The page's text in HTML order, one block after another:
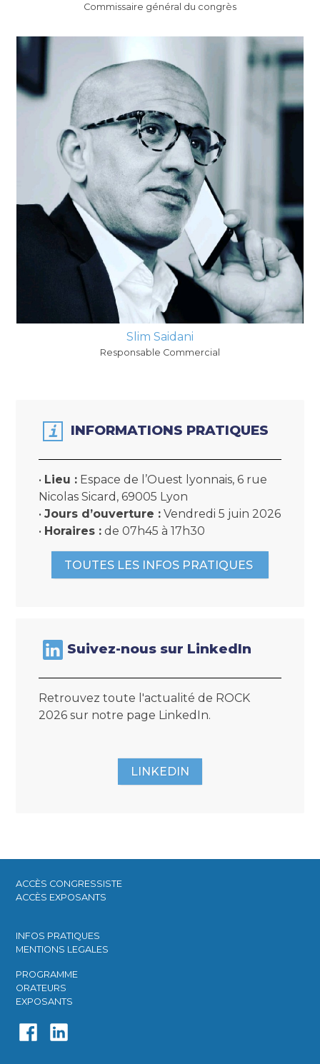
Commissaire général du congrès
Slim Saidani
Responsable Commercial
INFORMATIONS PRATIQUES​
• Lieu : Espace de l’Ouest lyonnais, 6 rue
Nicolas Sicard, 69005 Lyon
•Jours d’ouverture : Vendredi 5 juin 2026
• Horaires : de 07h45 à 17h30
TOUTES LES INFOS PRATIQUES ​
Suivez-nous sur LinkedIn
Retrouvez toute l'actualité de ROCK
2026 sur notre page LinkedIn.
LINKEDIN
ACCÈS CONGRESSISTE​
ACCÈS EXPOSANTS​
INFOS PRATIQUES​
MENTIONS LEGALES
PROGRAMME​
ORATEURS​
EXPOSANTS​